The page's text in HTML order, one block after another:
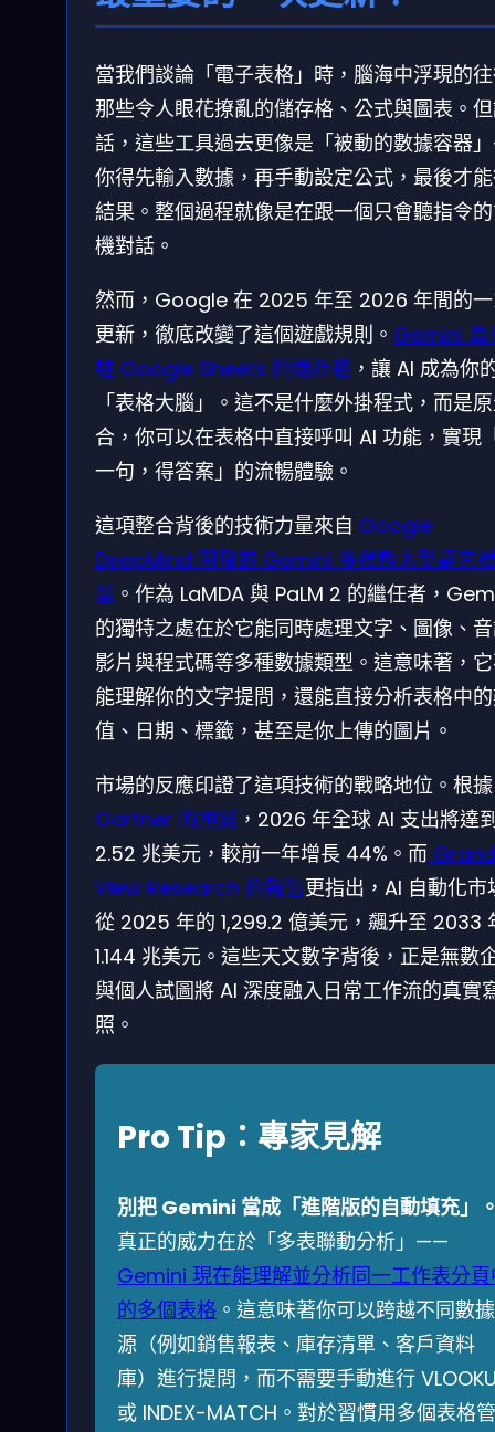
當我們談論「電子表格」時，腦海中浮現的
那些令人眼花撩亂的儲存格、公式與圖表。
話，這些工具過去更像是「被動的數據容器
你得先輸入數據，再手動設定公式，最後才
結果。整個過程就像是在跟一個只會聽指令
機對話。
然而，Google 在 2025 年至 2026 年間的
更新，徹底改變了這個遊戲規則。 Gemini 直
駐 Google Sheets 的儲存格 ，讓 AI 成為你
「表格大腦」。這不是什麼外掛程式，而是
合，你可以在表格中直接呼叫 AI 功能，實現
一句，得答案」的流暢體驗。
這項整合背後的技術力量來自 Google
DeepMind 開發的 Gemini 多模態大型語言
型 。作為 LaMDA 與 PaLM 2 的繼任者，
的獨特之處在於它能同時處理文字、圖像、
影片與程式碼等多種數據類型。這意味著，
能理解你的文字提問，還能直接分析表格中
值、日期、標籤，甚至是你上傳的圖片。
市場的反應印證了這項技術的戰略地位。根據
Gartner 的預測 ，2026 年全球 AI 支出將達
2.52 兆美元，較前一年增長 44%。而 Grand
View Research 的報告更指出，AI 自動化市
從 2025 年的 1,299.2 億美元，飆升至 2033
1.144 兆美元。這些天文數字背後，正是無數
與個人試圖將 AI 深度融入日常工作流的真實
照。
Pro Tip：專家見解
別把 Gemini 當成「進階版的自動填充」
真正的威力在於「多表聯動分析」——
Gemini 現在能理解並分析同一工作表分
的多個表格 。這意味著你可以跨越不同數據
源（例如銷售報表、庫存清單、客戶資料
庫）進行提問，而不需要手動進行
或 INDEX-MATCH。對於習慣用多個表格管